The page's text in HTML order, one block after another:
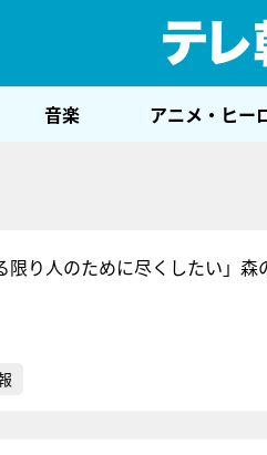
音楽 アニメ・ヒー
限り人のために尽くしたい」